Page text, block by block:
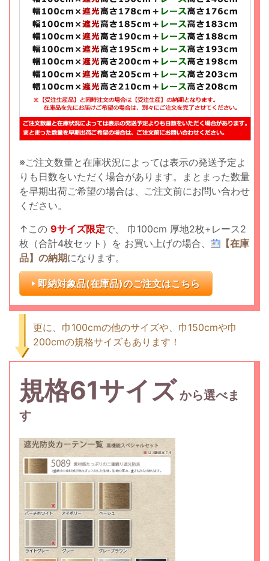
※ご注文数量と在庫状況によっては表示の発送予定よ
りも日数をいただく場合があります。まとまった数量
を早期出荷ご希望の場合は、ご注文前にお問い合わせ
ください。
↑この 9サイズ限定で、
巾100cm 厚地2枚+レース2
枚（合計4枚セット）を お買い上げの場合、
【在庫
品】の納期になります。
即納対象品(在庫品)のご注文はこちら
更に、巾100cmの他のサイズや、巾150cmや巾
200cmの規格サイズもあります！
規格61サイズ から選べま
す